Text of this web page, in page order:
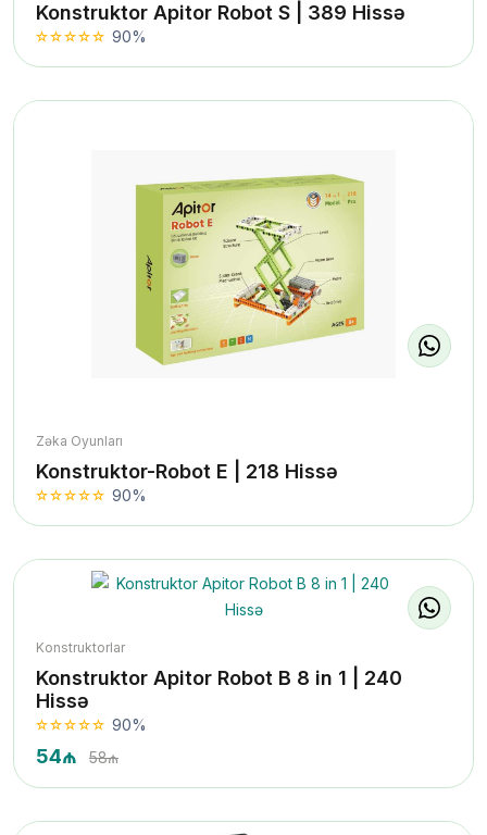
Konstruktor Apitor Robot S | 389 Hissə
90%
Zəka Oyunları
Konstruktor-Robot E | 218 Hissə
90%
Konstruktorlar
Konstruktor Apitor Robot B 8 in 1 | 240
Hissə
90%
54₼ 58₼